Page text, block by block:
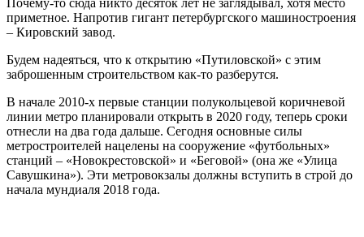
Почему-то сюда никто десяток лет не заглядывал, хотя место
приметное. Напротив гигант петербургского машиностроения
– Кировский завод.
Будем надеяться, что к открытию «Путиловской» с этим
заброшенным строительством как-то разберутся.
В начале 2010-х первые станции полукольцевой коричневой
линии метро планировали открыть в 2020 году, теперь сроки
отнесли на два года дальше. Сегодня основные силы
метростроителей нацелены на сооружение «футбольных»
станций – «Новокрестовской» и «Беговой» (она же «Улица
Савушкина»). Эти метровокзалы должны вступить в строй до
начала мундиаля 2018 года.